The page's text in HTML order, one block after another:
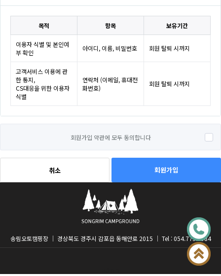
목적 항목 보유기간
이용자 식별 및 본인여
부 확인
아이디, 이름, 비밀번호 회원 탈퇴 시까지
고객서비스 이용에 관
한 통지,
CS대응을 위한 이용자
식별
연락처 (이메일, 휴대전
화번호)
회원 탈퇴 시까지
회원가입 약관에 모두 동의합니다
취소 회원가입
송림오토캠핑장 │ 경상북도 경주시 감포읍 동해안로 2015 │ Tel : 054.775.4984